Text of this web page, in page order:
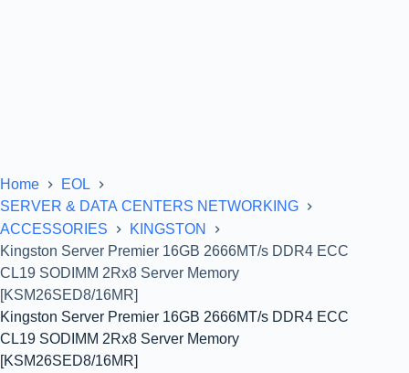
Home
EOL
SERVER & DATA CENTERS NETWORKING
ACCESSORIES
KINGSTON
Kingston Server Premier 16GB 2666MT/s DDR4 ECC
CL19 SODIMM 2Rx8 Server Memory
[KSM26SED8/16MR]
Kingston Server Premier 16GB 2666MT/s DDR4 ECC
CL19 SODIMM 2Rx8 Server Memory
[KSM26SED8/16MR]